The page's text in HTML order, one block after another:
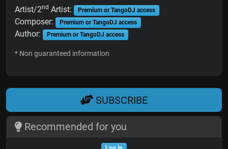
Artist/2nd Artist: Premium or TangoDJ access
Composer: Premium or TangoDJ access
Author: Premium or TangoDJ access
* Non guaranteed information
SUBSCRIBE
Recommended for you